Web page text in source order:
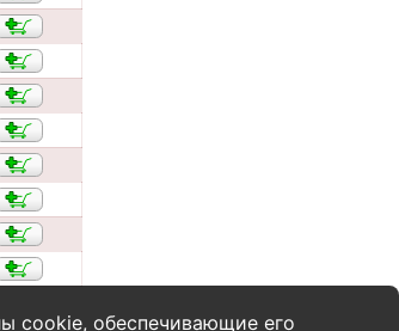
cookie, обеспечивающие его